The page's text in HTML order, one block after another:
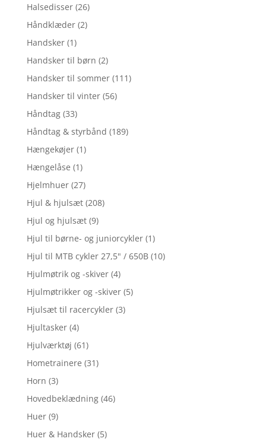
Halsedisser (26)
Håndklæder (2)
Handsker (1)
Handsker til børn (2)
Handsker til sommer (111)
Handsker til vinter (56)
Håndtag (33)
Håndtag & styrbånd (189)
Hængekøjer (1)
Hængelåse (1)
Hjelmhuer (27)
Hjul & hjulsæt (208)
Hjul og hjulsæt (9)
Hjul til børne- og juniorcykler (1)
Hjul til MTB cykler 27,5" / 650B (10)
Hjulmøtrik og -skiver (4)
Hjulmøtrikker og -skiver (5)
Hjulsæt til racercykler (3)
Hjultasker (4)
Hjulværktøj (61)
Hometrainere (31)
Horn (3)
Hovedbeklædning (46)
Huer (9)
Huer & Handsker (5)